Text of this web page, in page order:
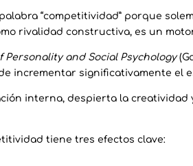
“competitividad” porque
rivalidad constructiva, es un
Personality and Social Psychology
incrementar significativamente el
interna, despierta la creatividad
tiene tres efectos clave: